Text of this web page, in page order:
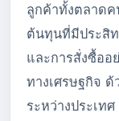
ลูกค้าทั้งตลาด
ต้นทุนที่มีประสิ
และการสั่งซื้ออ
ทางเศรษฐกิจ
ระหว่างประเท